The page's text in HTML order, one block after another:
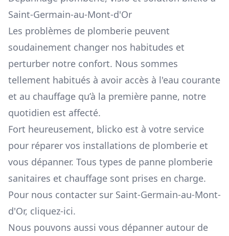
Saint-Germain-au-Mont-d'Or
Les problèmes de plomberie peuvent
soudainement changer nos habitudes et
perturber notre confort. Nous sommes
tellement habitués à avoir accès à l'eau courante
et au chauffage qu’à la première panne, notre
quotidien est affecté.
Fort heureusement, blicko est à votre service
pour réparer vos installations de plomberie et
vous dépanner. Tous types de panne plomberie
sanitaires et chauffage sont prises en charge.
Pour nous contacter sur Saint-Germain-au-Mont-
d'Or, cliquez-ici.
Nous pouvons aussi vous dépanner autour de